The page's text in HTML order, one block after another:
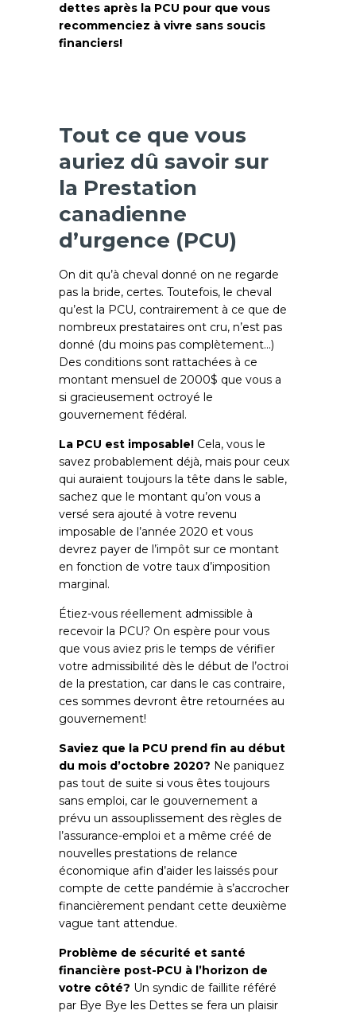
dettes après la PCU pour que vous
recommenciez à vivre sans soucis
financiers!
Tout ce que vous
auriez dû savoir sur
la Prestation
canadienne
d’urgence (PCU)
On dit qu’à cheval donné on ne regarde
pas la bride, certes. Toutefois, le cheval
qu’est la PCU, contrairement à ce que de
nombreux prestataires ont cru, n’est pas
donné (du moins pas complètement…)
Des conditions sont rattachées à ce
montant mensuel de 2000$ que vous a
si gracieusement octroyé le
gouvernement fédéral.
La PCU est imposable! Cela, vous le
savez probablement déjà, mais pour ceux
qui auraient toujours la tête dans le sable,
sachez que le montant qu’on vous a
versé sera ajouté à votre revenu
imposable de l’année 2020 et vous
devrez payer de l’impôt sur ce montant
en fonction de votre taux d’imposition
marginal.
Étiez-vous réellement admissible à
recevoir la PCU? On espère pour vous
que vous aviez pris le temps de vérifier
votre admissibilité dès le début de l’octroi
de la prestation, car dans le cas contraire,
ces sommes devront être retournées au
gouvernement!
Saviez que la PCU prend fin au début
du mois d’octobre 2020? Ne paniquez
pas tout de suite si vous êtes toujours
sans emploi, car le gouvernement a
prévu un assouplissement des règles de
l’assurance-emploi et a même créé de
nouvelles prestations de relance
économique afin d’aider les laissés pour
compte de cette pandémie à s’accrocher
financièrement pendant cette deuxième
vague tant attendue.
Problème de sécurité et santé
financière post-PCU à l’horizon de
votre côté? Un syndic de faillite référé
par Bye Bye les Dettes se fera un plaisir